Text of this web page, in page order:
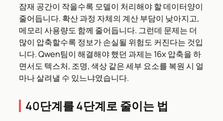
잠재 공간이 작을수록 모델이 처리해야 할 데이터양이
줄어듭니다. 확산 과정 자체의 계산 부담이 낮아지고,
메모리 사용량도 함께 줄어듭니다. 그런데 문제는 더
많이 압축할수록 정보가 손실될 위험도 커진다는 것입
니다. Qwen팀이 해결해야 했던 과제는 16x 압축을 하
면서도 텍스처, 조명, 색상 같은 세부 요소를 복원 시 얼
마나 살려낼 수 있느냐였습니다.
40단계를 4단계로 줄이는 법